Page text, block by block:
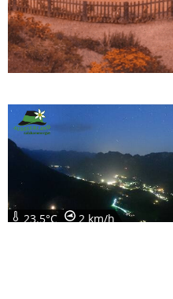
23.5°C 2 km/h